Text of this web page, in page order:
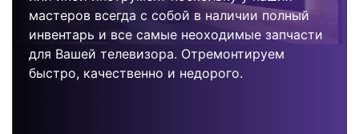
мастеров всегда с собой в наличии полный
инвентарь и все самые неоходимые запчасти
для Вашей телевизора. Отремонтируем
быстро, качественно и недорого.